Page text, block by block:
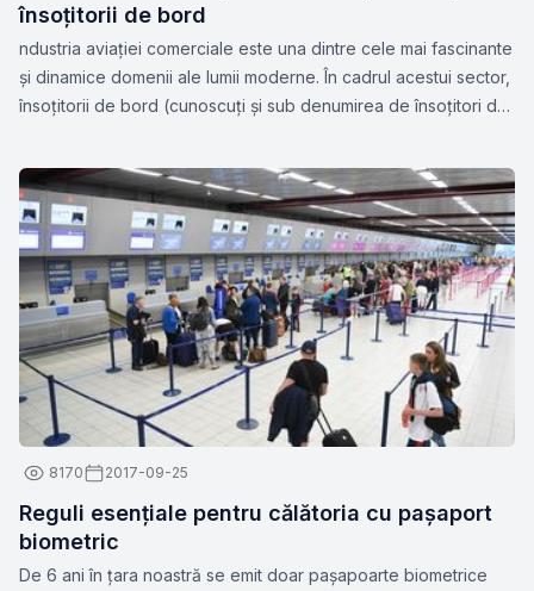
însoțitorii de bord
ndustria aviației comerciale este una dintre cele mai fascinante
și dinamice domenii ale lumii moderne. În cadrul acestui sector,
însoțitorii de bord (cunoscuți și sub denumirea de însoțitori de
8170 2017-09-25
Reguli esențiale pentru călătoria cu pașaport
biometric
De 6 ani în țara noastră se emit doar pașapoarte biometrice